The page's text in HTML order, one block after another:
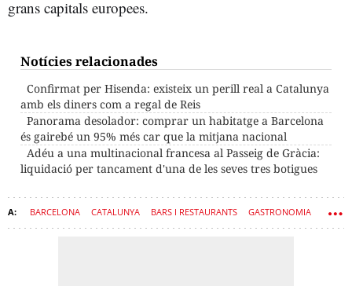
grans capitals europees.
Notícies relacionades
Confirmat per Hisenda: existeix un perill real a Catalunya
amb els diners com a regal de Reis
Panorama desolador: comprar un habitatge a Barcelona
és gairebé un 95% més car que la mitjana nacional
Adéu a una multinacional francesa al Passeig de Gràcia:
liquidació per tancament d'una de les seves tres botigues
BARCELONA CATALUNYA BARS I RESTAURANTS GASTRONOMIA